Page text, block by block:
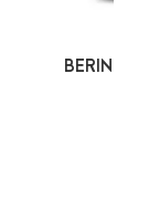
BERING